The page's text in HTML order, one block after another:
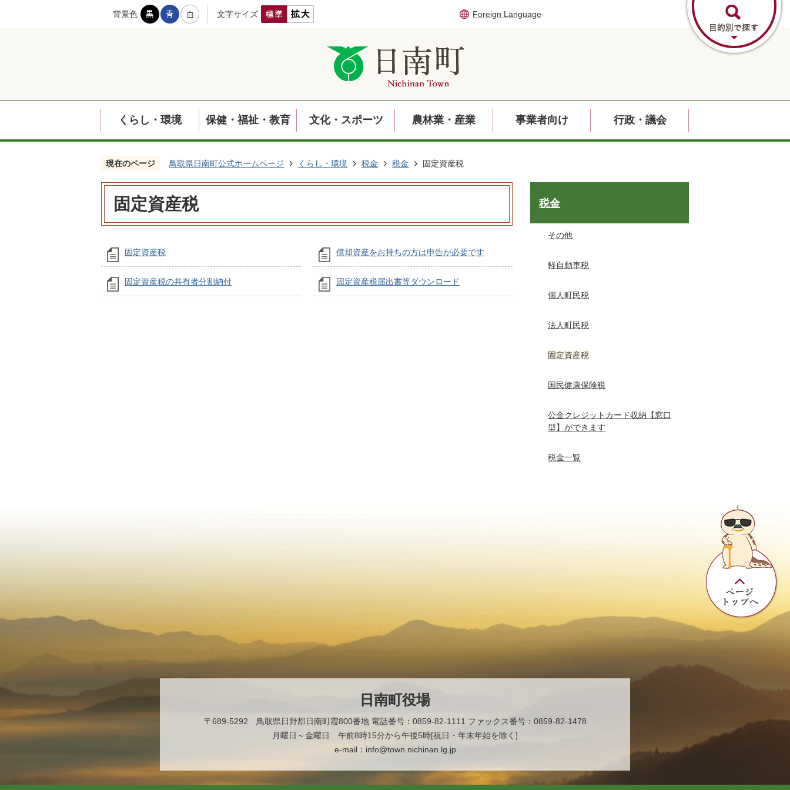
背景色 文字サイズ Foreign Language
くらし・環境 保健・福祉・教育 文化・スポーツ 農林業・産業 事業者向け 行政・議会
現在のページ 鳥取県日南町公式ホームページ くらし・環境 税金 税金 固定資産税
固定資産税
固定資産税 償却資産をお持ちの方は申告が必要です
固定資産税の共有者分割納付 固定資産税届出書等ダウンロード
税金
その他
軽自動車税
個人町民税
法人町民税
固定資産税
国民健康保険税
公金クレジットカード収納【窓口
型】ができます
税金一覧
日南町役場
〒689-5292 鳥取県日野郡日南町霞800番地 電話番号：0859-82-1111 ファックス番号：0859-82-1478
月曜日～金曜日 午前8時15分から午後5時[祝日・年末年始を除く]
e-mail：info@town.nichinan.lg.jp